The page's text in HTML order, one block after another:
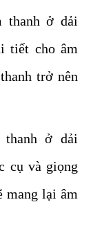
thanh ở dải
tiết cho âm
trở nên
ở dải
cụ và giọng
mang lại âm